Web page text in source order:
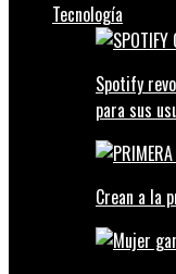
Tecnología
Spotify
para sus
Crean a la